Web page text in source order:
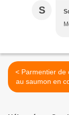
S
< Parmentier de courgettes
au saumon en